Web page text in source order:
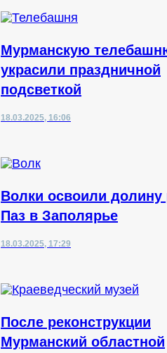
Мурманскую
украсили праздничной
подсветкой
18.03.2025, 16:06
Волки освоили долину
Паз в Заполярье
18.03.2025, 17:29
После реконструкции
Мурманский областной